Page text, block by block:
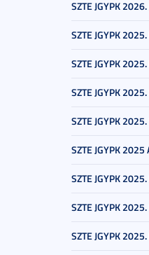
SZTE JGYPK 2026.
SZTE JGYPK
SZTE JGYPK
SZTE JGYPK
SZTE JGYPK
SZTE JGYPK 2025
SZTE JGYPK 2025.
SZTE JGYPK
SZTE JGYPK 2025.